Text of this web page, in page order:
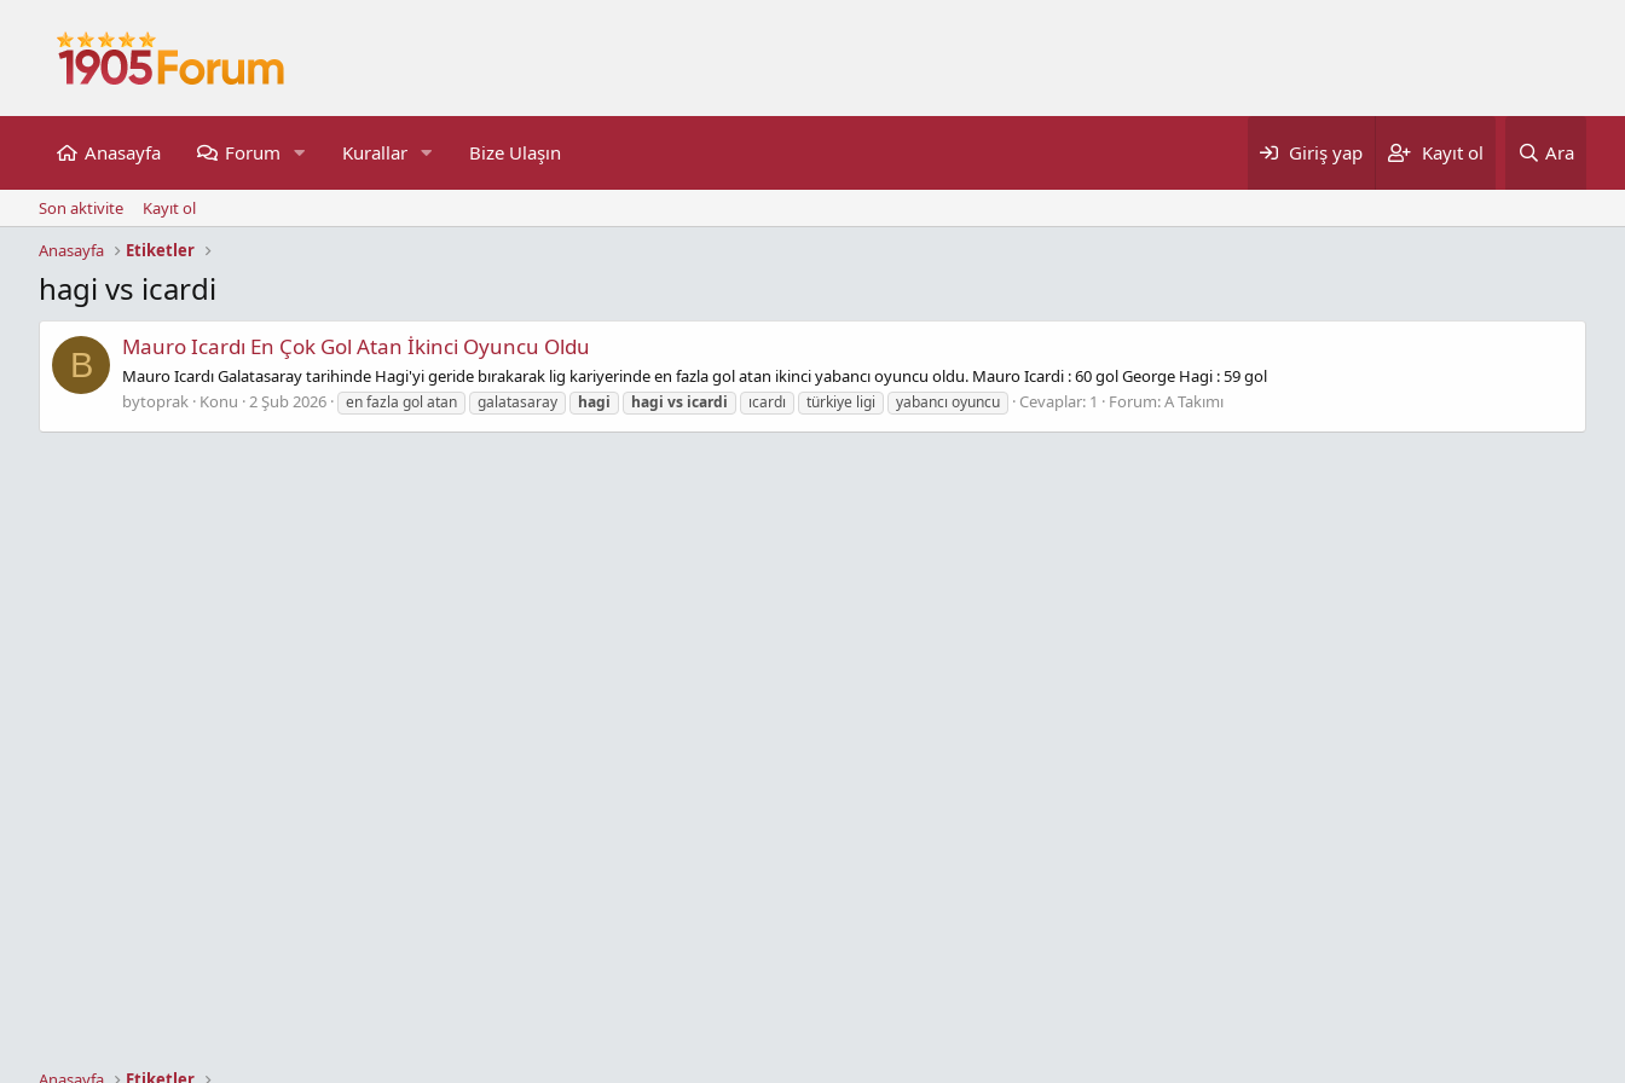
Anasayfa Forum Kurallar Bize Ulaşın Giriş yap Kayıt ol Ara
Son aktivite
Kayıt ol
Anasayfa
Etiketler
hagi vs icardi
B Mauro Icardı En Çok Gol Atan İkinci Oyuncu Oldu
Mauro Icardı Galatasaray tarihinde Hagi'yi geride bırakarak lig kariyerinde en fazla gol atan ikinci yabancı oyuncu oldu. Mauro Icardi : 60 gol George Hagi : 59 gol
bytoprak Konu 2 Şub 2026 en fazla gol atan galatasaray hagi hagi vs icardi ıcardı türkiye ligi yabancı oyuncu Cevaplar: 1 Forum:A Takımı